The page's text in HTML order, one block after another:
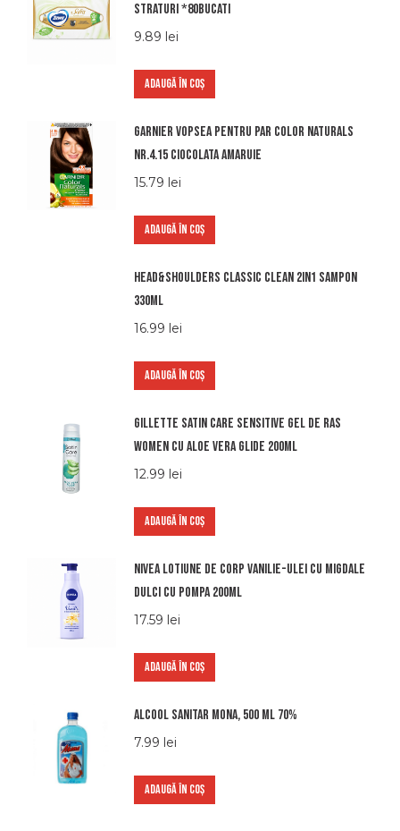
straturi *80bucati
9.89 lei
ADAUGĂ ÎN COȘ
Garnier vopsea pentru par color naturals
nr.4.15 ciocolata amaruie
15.79 lei
ADAUGĂ ÎN COȘ
Head&shoulders classic clean 2in1 sampon
330ml
16.99 lei
ADAUGĂ ÎN COȘ
Gillette satin care sensitive gel de ras
women cu aloe vera glide 200ml
12.99 lei
ADAUGĂ ÎN COȘ
Nivea lotiune de corp vanilie-ulei cu migdale
dulci cu pompa 200ml
17.59 lei
ADAUGĂ ÎN COȘ
Alcool sanitar Mona, 500 ml 70%
7.99 lei
ADAUGĂ ÎN COȘ